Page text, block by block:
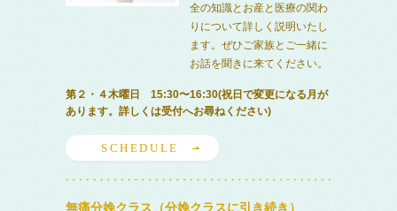
全の知識とお産と医療の関わ
りについて詳しく説明いたし
ます。ぜひご家族とご一緒に
お話を聞きに来てください。
第２・４木曜日 15:30〜16:30(祝日で変更になる月が
あります。詳しくは受付へお尋ねください)
SCHEDULE
無痛分娩クラス（分娩クラスに引き続き）